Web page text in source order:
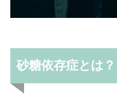
砂糖依存症とは？